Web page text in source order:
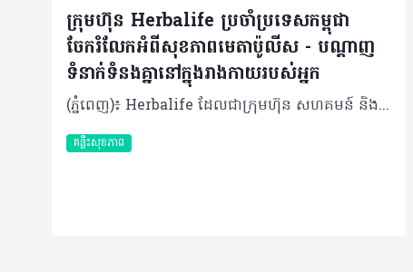
ក្រុមហ៊ុន Herbalife ប្រចាំប្រទេសកម្ពុជា
ចែករំលែកអំពីសុខភាពមេតាប៉ូលីស - បណ្តាញ
ទំនាក់ទំនងគ្នានៅក្នុងរាងកាយរបស់អ្នក
(ភ្នំពេញ)៖ Herbalife ដែលជាក្រុមហ៊ុន សហគមន៍ និងវេទិកាភ្ជាប់ទំនាក់ទំនង លំដាប់ថ្នាក់ពិភពលោក ផ្នែកសុខភាព និងសុខុមាលភាពបានចែករំលែកអំពី សុខភាពមេតាប៉ូលីសនិងបណ្តាញទំនាក់ទំនងគ្នានៅក្នុងរាងកាយរបស់អ្នក។ សុខភាពមេតាប៉ូលីស មិនមែនត្រឹមតែជាការគ្រប់គ្រងទម្ងន់ ឬជាតិស្ករនោះទេ ប៉ុន្តែវាគឺជាសមត្ថភាពរបស់រាងកាយក្នុងការបំប្លែងអាហារទៅជាថាមពលប្រកបដោយប្រសិទ្ធភាព។ វាក៏រួមបញ្ចូលទាំងការរក្សាកម្រិតជាតិស្ករ ជាតិខ្លាញ់ សម្ពាធឈាមឱ្យនៅកម្រិតល្អ និងការបង្ការការរលាករ៉ាំរ៉ៃក្នុងរាងកាយផងដែរ។ ការផ្លាស់ប្តូររបបអាហារ ការរស់នៅបែបអង្គុយច្រើនមិនសូវបញ្ចេញកម្លាំង គឺជាកត្តាជម្រុញឱ្យសុខភាពមេតាប៉ូលីសធ្លាក់ចុះ​។​ វាជាការចាំបាច់ដែលយើងត្រូវយកចិត្តទុកដាក់លើសុខភាពមេតាប៉ូលីសឱ្យបានតាំងពីដំបូង។​ យើងអាចធ្វើទៅបានតាម​រយៈ​ការទទួលទានអាហារដែលមានជីវជាតិគ្រប់គ្រាន់ និងការរក្សាទម្លាប់រស់នៅល្អៗឱ្យបានជាប់លាប់។ ការពង្រឹងសុខភាពមេតាប៉ូលីស មិនមែនជាការដោះស្រាយមួយឆាវៗនោះទេ ប៉ុន្តែវាទាមទារឱ្យយើងផ្ដោតលើការស្តារតុល្យភាពនៃប្រព័ន្ធរាងកាយទាំងមូលឡើងវិញ។ ខាងក្រោមនេះគឺជាវិធីសាស្ត្រមួយចំនួនដើម្បីសម្រេចគោលដៅនេះ៖ គន្លឹះទី ១៖ សមាសធាតុផ្សំនៃរាងកាយពិតជាសំខាន់ (Body composition matters) មេតាប៉ូលីស មិនមែនរងឥទ្ធិពលពីទម្ងន់ខ្លួនតែមួយមុខនោះទេ ប៉ុន្តែវាអាស្រ័យទៅលើសមាសធាតុផ្សំនៃរាងកាយទាំងមូល។ ការដឹងពីអត្រាធៀបរវាង សាច់ដុំ និងខ្លាញ់ ផ្តល់រូបភាពច្បាស់លាស់អំពីសុខភាពមេតាប៉ូលីស ជាងការមើលតែលើទម្ងន់ ឬសន្ទស្សន៍ម៉ាសរាងកាយ (BMI) តែម្យ៉ាង។ សាច់ដុំ កោសិកាសាច់ដុំគឺជាផ្នែកដែលសកម្មខ្លាំងក្នុងការធ្វើមេតាប៉ូលីស ដូច្នេះការមានសាច់ដុំកាន់តែច្រើន មានន័យថារាងកាយរបស់អ្នកប្រើប្រាស់ថាមពលកាន់តែច្រើន សូម្បីតែក្នុងពេលដែលអ្នកកំពុងសម្រាកក៏ដោយ។ ខ្លាញ់ ជាផ្នែកសំខាន់នៃសុខភាពមេតាប៉ូលីស វាជាប្រភពថាមពលដែលរាងកាយពឹងផ្អែកពេញមួយថ្ងៃ ហើយវាក៏ជាផ្នែកមួយ​ដែលជួយបង្កើតភ្នាសការពារកោសិកាផងដែរ។ ទោះជាយ៉ាងណាក៏ដោយ ខ្លាញ់ច្រើនពេក ជាពិសេសខ្លាញ់មិនល្អនៅជុំវិញសរីរាង្គខាងក្នុង (Internal Organ) អាចរំខានដល់តុល្យភាពមេតាប៉ូលីស និងអាច បង្កើនហានិភ័យនៃការរលាកផ្សេងៗ។ ខ្លាញ់ល្អ ដូចជាអាស៊ីតខ្លាញ់អូមេហ្គា-៣ (Omega-3) នៅក្នុងត្រី ខ្លាញ់នៅក្នុងគ្រាប់ធញ្ញជាតិ និងប្រេងអូលីវ គឺជួយពង្រឹងមុខងារមេតាប៉ូលីស។ ការស្រាវជ្រាវបានបង្ហាញថា អូមេហ្គា-៣ ជួយដល់ការបង្កើតសាច់ដុំ និងស្តារសាច់ដុំក្រោយហាត់ប្រាណឡើងវិញផងដែរ។ លើសពីនេះ វាក៏ជួយឱ្យរាងកាយប្រើប្រាស់ជាតិស្ករបានល្អ (អាំងស៊ុយលីន) ជួយគ្រប់គ្រងទម្ងន់ និងការពារកុំឱ្យបាត់បង់កម្លាំងសាច់ដុំ ចំពោះមនុស្សចាស់ដែលប្រឈមនឹងការស្រកសាច់ដុំតាមវ័យផងដែរ។ គន្លឹះទី ២៖ ការគ្រប់គ្រងកម្រិតជាតិស្ករក្នុងឈាម ការរក្សាកម្រិតជាតិស្ករក្នុងឈាមឱ្យមានលំនឹង គឺជាចំណុចដ៏សំខាន់បំផុតសម្រាប់សុខភាពមេតាប៉ូលីស។ នៅពេលយើងញ៉ាំកាបូអ៊ីដ្រាត ជាតិស្ករនឹងចូលទៅក្នុងឈាម រាងកាយនឹងបញ្ចេញអាំងស៊ុយលីន ដើម្បីជួយបញ្ជូនជាតិស្ករទាំងនោះទៅក្នុងកោសិកាសម្រាប់បង្កើតជាថាមពល។ ផ្ទុយទៅវិញ ការញ៉ាំអាហារដែលមានជាតិស្ករខ្ពស់ ញឹកញាប់ពេក (ដូចជា នំខេក នំបុ័ងស ឬភេសជ្ជៈផ្អែម) ដែលខ្វះជាតិសរសៃ និងប្រូតេអ៊ីន នឹងធ្វើឱ្យជាតិស្ករក្នុងឈាមឡើងខ្ពស់ខ្លាំងភ្លាមៗ ដែលបន្ទាប់មកបង្ខំឱ្យរាងកាយបញ្ចេញអាំងស៊ុយលីនមកច្រើនហួសប្រមាណ ដែលយូរៗទៅនឹងធ្វើឱ្យមេតាប៉ូលីសចុះខ្សោយ។ ដើម្បីឱ្យរាងកាយគ្រប់គ្រងថាមពលបានល្អ យើងគួរផ្តោតលើអាហារដែលមានតុល្យភាពដូចជា ម្សៅដែលមិនសូវឡើងជាតិស្ករខ្លាំង (Low-glycemic) ប្រូតេអ៊ីន ខ្លាញ់ល្អ និងជាតិសរសៃឱ្យបានច្រើន។ ការទទួលទានអាហារឱ្យទៀងពេលវេលា និងការចៀសវាងការទទួលទានពេលយប់ជ្រៅ គឺមានសារៈសំខាន់ខ្លាំងណាស់ ដើម្បីឱ្យប្រព័ន្ធមេតាប៉ូលីសដំណើរការស្របទៅតាមអ្វីដែលដែលរាងកាយអ្នកទម្លាប់ពីធម្មជាតិមកស្រាប់។ ការធ្វើបែបនេះ នឹងជួយឱ្យរាងកាយប្រើប្រាស់អាំងស៊ុយលីនបានកាន់តែមានប្រសិទ្ធភាព និងជួយឱ្យការទាញយកថាមពលមកប្រើប្រាស់បានកាន់តែល្អប្រសើរ។ គន្លឹះទី ៣៖ សុខភាពពោះវៀន ពោះវៀនត្រូវបានគេហៅថាជា "ខួរក្បាលទីពីរ" របស់រាងកាយ ហើយវាគឺជាកត្តាដ៏សំខាន់បំផុតមួយដែលជួយជម្រុញសុខភាពមេតាប៉ូលីស។ នៅក្នុងពោះវៀនមានមីក្រូសារពាង្គកាយតូចៗរាប់លាន ដែលធ្វើការងារយ៉ាងជិតស្និទ្ធជាមួយសរីរាង្គ​ផ្សេង​ៗ ដើម្បីជួយដល់ការបំប្លែងសារធាតុចិញ្ចឹម និងការទាញយកថាមពលពីអាហារ។ ប្រសិនបើពោះវៀនមានសុខភាពល្អ និងមានតុល្យភាព នោះមានន័យថាមេតាប៉ូលីសក៏ដំណើរការបានល្អផងដែរ។ សុខភាពពោះវៀន គឺជាដំណើរការដែលត្រូវធ្វើការបន្តិចម្តងៗ តាមរយៈការញ៉ាំអាហារដែលមានប្រូបាយអូទិក (Probiotics) អាហារដែលមានជាតិសរសៃ (Prebiotics)​ របបអាហារដែលមានតុល្យភាព និងការរស់នៅប្រកបដោយទម្លាប់ល្អ។ ការអនុវត្តទម្លាប់ទាំងនេះជាប់លាប់ នឹងជួយចិញ្ចឹមមីក្រូសារពាង្គកាយល្អៗក្នុងពោះវៀនឱ្យកាន់តែរឹងមាំ ដែលជួយដល់ប្រព័ន្ធភាពស៊ាំ កាត់បន្ថយការរលាកក្នុងរាងកាយ និងជម្រុញឱ្យប្រព័ន្ធមេតាប៉ូលីសដំណើរការបានកាន់តែប្រសើរ។ គន្លឹះទី ៤៖ ការសម្រាក និងការស្តារឡើងវិញ (Rest and reset) ការគេងបានស្កប់ស្កល់ និងការគ្រប់គ្រងស្ត្រេសបានល្អ ជួយឱ្យអ័រម៉ូនក្នុងរាងកាយមានលំនឹង ដែលជួយឱ្យប្រព័ន្ធមេតាប៉ូលីសដំណើរការបានល្អ ជួយគ្រប់គ្រងចំណង់អាហារ និងរក្សាកម្រិតជាតិស្ករក្នុងឈាមឱ្យមានស្ថេរភាព។ អ្វីដែលស្បែករបស់អ្នកអាចប្រាប់អំពីសុខភាពមេតាប៉ូលីស ទោះបីជាសុខភាពមេតាប៉ូលីសដំណើរការនៅខាងក្នុងក៏ដោយ ប៉ុន្តែផលប៉ះពាល់របស់វាក៏អាចបង្ហាញឱ្យឃើញនៅលើស្បែកផងដែរ។ ទោះបីជាសុខភាពស្បែកមិនមែនជាអ្នកកំណត់មុខងារមេតាប៉ូលីសក៏ដោយ ប៉ុន្តែវាអាចឆ្លុះបញ្ចាំងពីអតុល្យភាពដែលពាក់ព័ន្ធនឹងសុខភាពពោះវៀន ការគ្រប់គ្រងជាតិស្ករ សមាសធាតុផ្សំនៃរាងកាយ ការគេង ព្រមទាំងស្ត្រេសផងដែរ។ ស្បែកដែលថ្លា និងភ្លឺរលោង (Glass skin) ដែលមនុស្សជាច្រើនប្រាថ្នាចង់បាន គឺចាប់ផ្តើមចេញពីការផ្តល់អាហារូបត្ថម្ភដល់រាងកាយពីខាងក្នុង ៖ ប្រូតេអ៊ីន៖ ការទទួលទានប្រូតេអ៊ីនឱ្យបានគ្រប់គ្រាន់ជួយដល់ការជួសជុល និងបង្កើតកោសិកាស្បែកថ្មី បន្លែផ្លែឈើចម្រុះពណ៌៖ ផ្តល់នូវសារធាតុប្រឆាំងអុកស៊ីតកម្ម ដូចជាវីតាមីន A, C, E និងសារធាតុរុក្ខជាតិ (Phytonutrients) ដែលជួយការពារប្រឆាំងនឹងភាពតានតឹងអុកស៊ីតកម្ម និងជួយដល់ការបង្កើត Collagen ការរក្សាជាតិទឹក៖ ការញ៉ាំទឹកឱ្យបានគ្រប់គ្រាន់ និងអាហារដែលមានជីវជាតិចម្រុះមុខ ជួយរក្សារស្បែកឱ្យមានភាពយឺត និងស្រស់ថ្លា សុខភាពមេតាប៉ូលីសល្អ គឺជាការរៀបចំប្រព័ន្ធរាងកាយឱ្យមានភាពស៊ីសង្វាក់គ្នា។ ការជ្រើសរើសទម្លាប់ល្អៗជារៀងរាល់ថ្ងៃ ទោះបីជាជារឿងតូចតាច ក៏អាចបង្កើតជាគ្រឹះដ៏រឹងមាំសម្រាប់សុខភាពមេតាប៉ូលីស និងជួយឱ្យមានសុខភាពល្អក្នុងរយៈពេលវែង។ អំពីក្រុមហ៊ុន Herbalife ក្រុមហ៊ុន Herbalife (NYSE: HLF) គឺជាក្រុមហ៊ុនសុខភាព និងសុខុមាលភាពឈានមុខគេ និងជាសហគមន៍ដែលកំពុងផ្លាស់ប្តូរជីវិតរបស់មនុស្សជាមួយនឹងផលិតផលអាហារូបត្ថម្ភដ៏អស្ចារ្យ និងជាឱកាសអាជីវកម្មសម្រាប់សមាជិកឯករាជ្យ​របស់ខ្លួនចាប់តាំងពីឆ្នាំ 1980។ ក្រុមហ៊ុនផ្តល់ជូននូវផលិតផលដែលគាំទ្រដោយវិទ្យាសាស្រ្តដល់អ្នកប្រើប្រាស់នៅក្នុងទីផ្សារជាង 90។ តាមរយៈសមាជិកឯករាជ្យដែលផ្តល់ជូននូវការបណ្តុះបណ្តាលមួយទល់មួយ និងផ្តល់ការគាំទ្រសហគមន៍ដោយបំផុសគំនិតឱ្យអតិថិជនប្រកាន់ខ្ជាប់នូវរបៀបរស់នៅដែលមានភាពសកម្ម។
គន្លឹះសុខភាព